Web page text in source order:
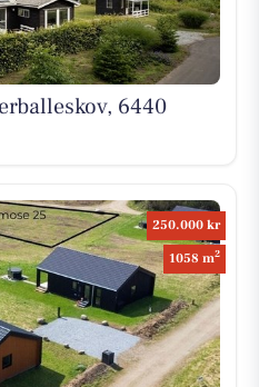
6440
250.000 kr
1058 m2